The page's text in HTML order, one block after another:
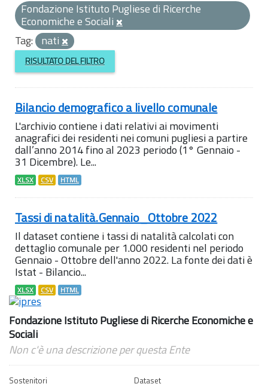
Fondazione Istituto Pugliese di Ricerche
Economiche e Sociali
Tag: nati
RISULTATO DEL FILTRO
Bilancio demografico a livello comunale
L'archivio contiene i dati relativi ai movimenti
anagrafici dei residenti nei comuni pugliesi a partire
dall’anno 2014 fino al 2023 periodo (1° Gennaio -
31 Dicembre). Le...
XLSX CSV HTML
Tassi di natalità.Gennaio_Ottobre 2022
Il dataset contiene i tassi di natalità calcolati con
dettaglio comunale per 1.000 residenti nel periodo
Gennaio - Ottobre dell'anno 2022. La fonte dei dati è
Istat - Bilancio...
XLSX CSV HTML
Fondazione Istituto Pugliese di Ricerche Economiche e
Sociali
Non c'è una descrizione per questa Ente
Sostenitori Dataset